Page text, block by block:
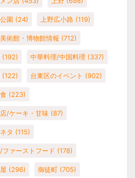
園 (24) 上野広小路 (119)
美術館・博物館情報 (712)
(192) 中華料理/中国料理 (337)
(122) 台東区のイベント (902)
(223)
/ケーキ・甘味 (87)
タ (115)
ファーストフード (178)
(296) 御徒町 (705)